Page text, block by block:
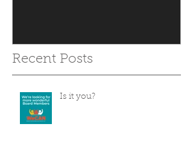
Recent Posts
Is it you?